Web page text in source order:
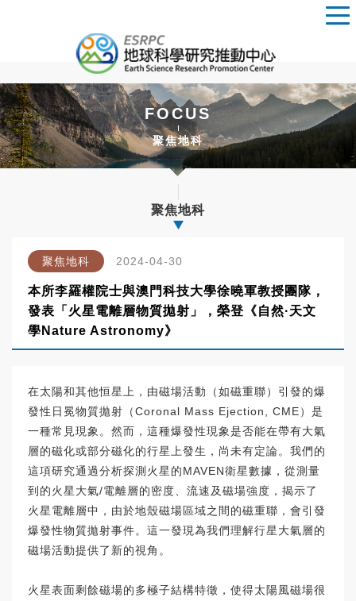
FOCUS
聚焦地科
聚焦地科
聚焦地科 2024-04-30
本所李羅權院士與澳門科技大學徐曉軍教授團隊，
發表「火星電離層物質拋射」，榮登《自然·天文
學Nature Astronomy》
在太陽和其他恒星上，由磁場活動（如磁重聯）引發的爆
發性日冕物質拋射（Coronal Mass Ejection, CME）是
一種常見現象。然而，這種爆發性現象是否能在帶有大氣
層的磁化或部分磁化的行星上發生，尚未有定論。我們的
這項研究通過分析探測火星的MAVEN衛星數據，從測量
到的火星大氣/電離層的密度、流速及磁場強度，揭示了
火星電離層中，由於地殼磁場區域之間的磁重聯，會引發
爆發性物質拋射事件。這一發現為我們理解行星大氣層的
磁場活動提供了新的視角。
火星表面剩餘磁場的多極子結構特徵，使得太陽風磁場很